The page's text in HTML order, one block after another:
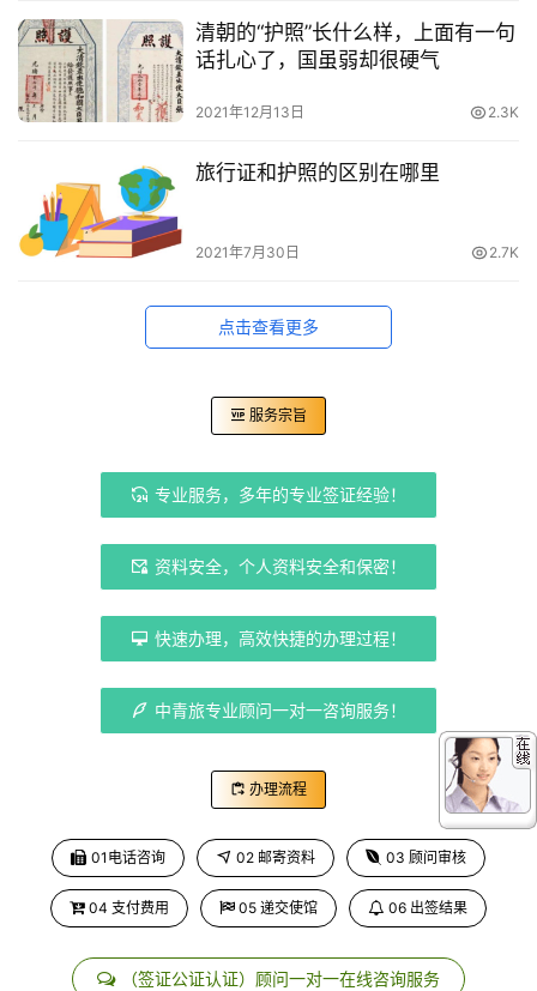
清朝的“护照”长什么样，上面有一句
话扎心了，国虽弱却很硬气
2021年12月13日 2.3K
旅行证和护照的区别在哪里
2021年7月30日 2.7K
点击查看更多
服务宗旨
专业服务，多年的专业签证经验！
资料安全，个人资料安全和保密！
快速办理，高效快捷的办理过程！
中青旅专业顾问一对一咨询服务！
content_paste_go 办理流程
01电话咨询 02 邮寄资料 03 顾问审核
04 支付费用 05 递交使馆 06 出签结果
（签证公证认证）顾问一对一在线咨询服务